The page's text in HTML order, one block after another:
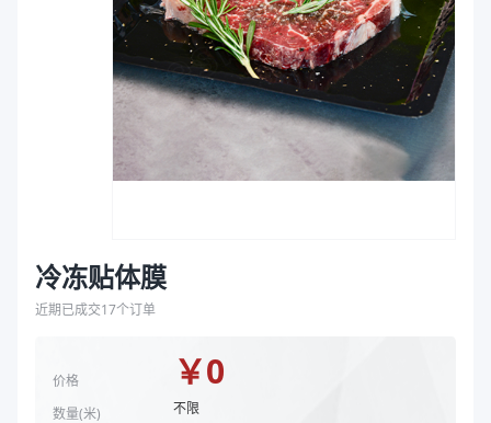
热收缩
袋
拉伸膜
300
透明
冷冻贴体膜
近期已成交17个订单
价格
数量(米)
￥0
不限